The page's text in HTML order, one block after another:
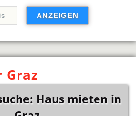
Graz
Haus mieten in